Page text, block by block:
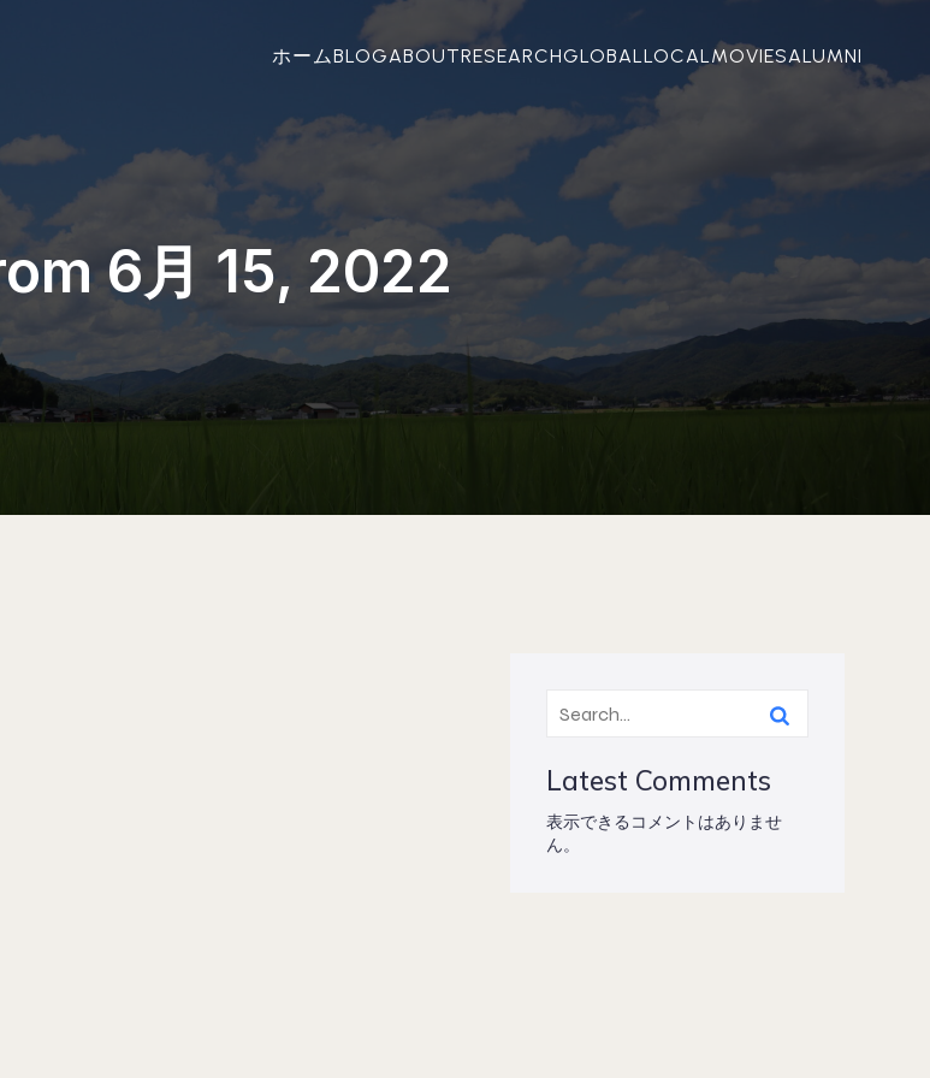
ホームBLOGABOUTRESEARCHGLOBALLOCALMOVIESALUMNI
6月 15, 2022
Latest Comments
表示できるコメントはありませ
ん。